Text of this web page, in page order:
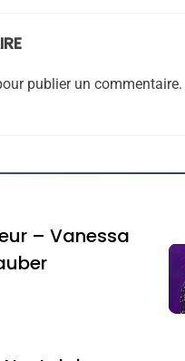
publier un commentaire.
– Vanessa